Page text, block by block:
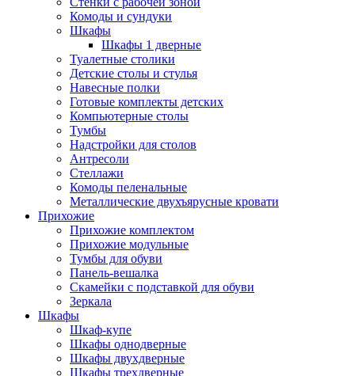
Комоды и сундуки
Шкафы
Шкафы 1 дверные
Туалетные столики
Детские столы и стулья
Навесные полки
Готовые комплекты детских
Компьютерные столы
Тумбы
Надстройки для столов
Антресоли
Стеллажи
Комоды пеленальные
Металлические двухъярусные кровати
Прихожие
Прихожие комплектом
Прихожие модульные
Тумбы для обуви
Панель-вешалка
Скамейки с подставкой для обуви
Зеркала
Шкафы
Шкаф-купе
Шкафы однодверные
Шкафы двухдверные
Шкафы трехдверные